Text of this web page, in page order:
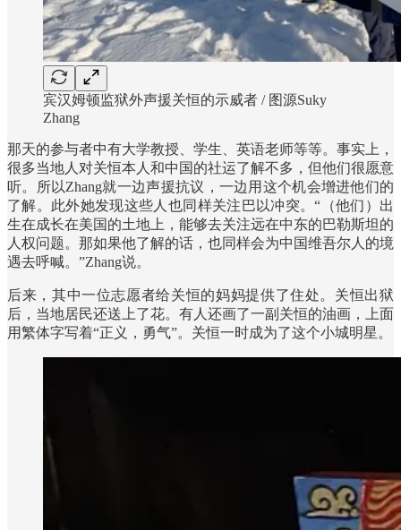
宾汉姆顿监狱外声援关恒的示威者 / 图源Suky
Zhang
那天的参与者中有大学教授、学生、英语老师等等。事实上，
很多当地人对关恒本人和中国的社运了解不多，但他们很愿意
听。所以Zhang就一边声援抗议，一边用这个机会增进他们的
了解。此外她发现这些人也同样关注巴以冲突。“（他们）出
生在成长在美国的土地上，能够去关注远在中东的巴勒斯坦的
人权问题。那如果他了解的话，也同样会为中国维吾尔人的境
遇去呼喊。”Zhang说。
后来，其中一位志愿者给关恒的妈妈提供了住处。关恒出狱
后，当地居民还送上了花。有人还画了一副关恒的油画，上面
用繁体字写着“正义，勇气”。关恒一时成为了这个小城明星。